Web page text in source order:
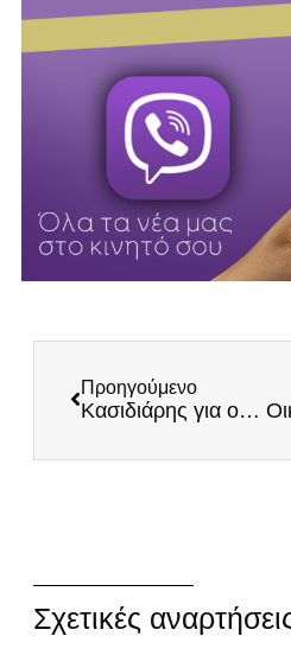
Προηγούμενο
Κασιδιάρης για ομιλία Βανς που πανικόβαλε τα τρωκτικά της Ε.Ε.
Σχετικές